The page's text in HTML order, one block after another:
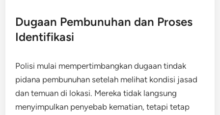
Dugaan Pembunuhan dan Proses
Identifikasi
Polisi mulai mempertimbangkan dugaan tindak
pidana pembunuhan setelah melihat kondisi jasad
dan temuan di lokasi. Mereka tidak langsung
menyimpulkan penyebab kematian, tetapi tetap